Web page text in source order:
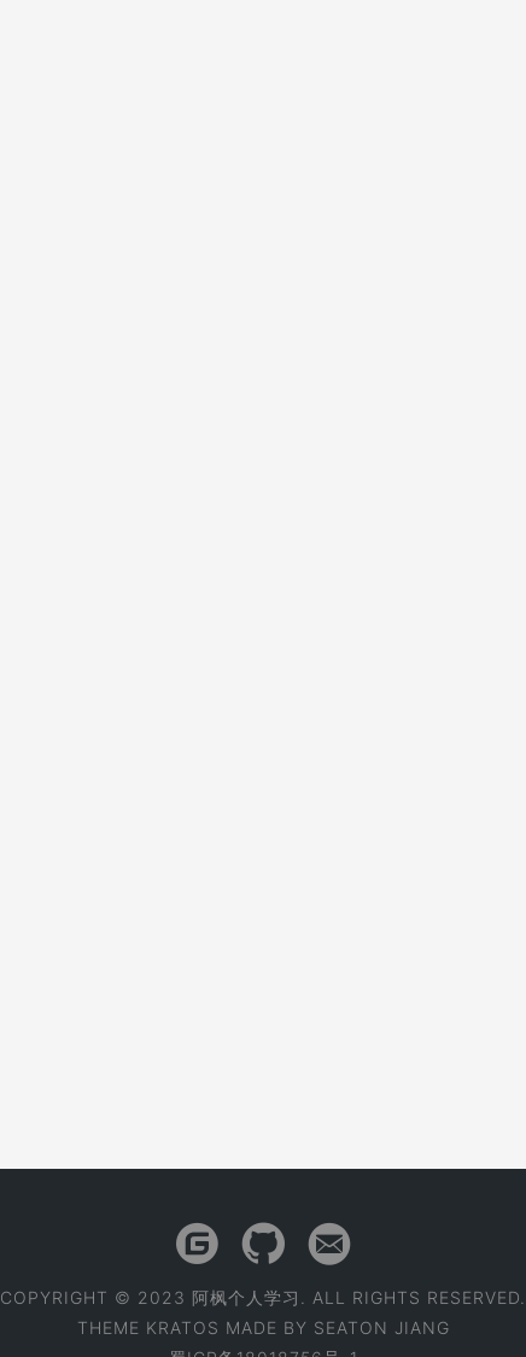
COPYRIGHT © 2023 阿枫个人学习. ALL RIGHTS RESERVED.
THEME KRATOS MADE BY SEATON JIANG